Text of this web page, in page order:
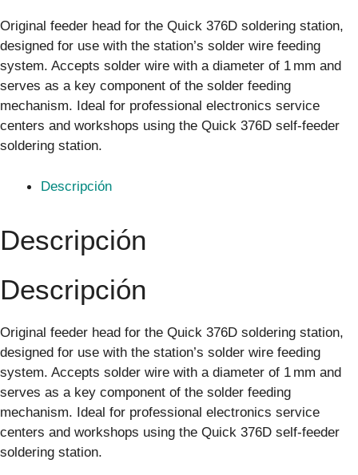
Original feeder head for the Quick 376D soldering station,
designed for use with the station’s solder wire feeding
system. Accepts solder wire with a diameter of 1 mm and
serves as a key component of the solder feeding
mechanism. Ideal for professional electronics service
centers and workshops using the Quick 376D self‑feeder
soldering station.
Descripción
Descripción
Descripción
Original feeder head for the Quick 376D soldering station,
designed for use with the station’s solder wire feeding
system. Accepts solder wire with a diameter of 1 mm and
serves as a key component of the solder feeding
mechanism. Ideal for professional electronics service
centers and workshops using the Quick 376D self‑feeder
soldering station.